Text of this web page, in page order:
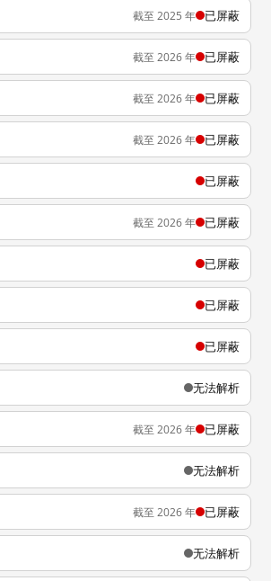
截至 2025 年 已屏蔽
截至 2026 年 已屏蔽
截至 2026 年 已屏蔽
截至 2026 年 已屏蔽
已屏蔽
截至 2026 年 已屏蔽
已屏蔽
已屏蔽
已屏蔽
无法解析
截至 2026 年 已屏蔽
无法解析
截至 2026 年 已屏蔽
无法解析